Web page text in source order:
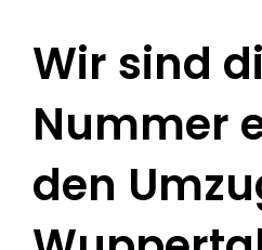
Wir sind
Nummer
den